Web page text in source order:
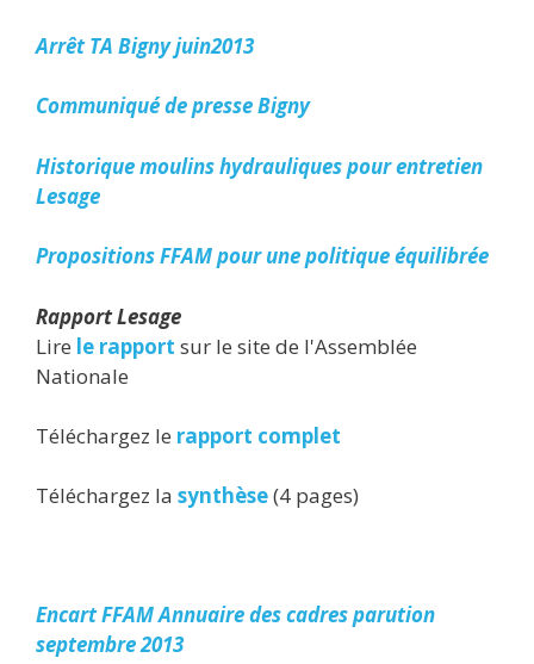
Arrêt TA Bigny juin2013
Communiqué de presse Bigny
Historique moulins hydrauliques pour entretien
Lesage
Propositions FFAM pour une politique équilibrée
Rapport Lesage
Lire le rapport sur le site de l'Assemblée
Nationale
Téléchargez le rapport complet
Téléchargez la synthèse(4 pages)
Encart FFAM Annuaire des cadres parution
septembre 2013